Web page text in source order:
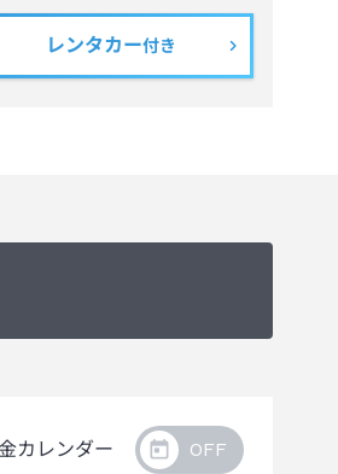
レンタカー付き
カレンダー